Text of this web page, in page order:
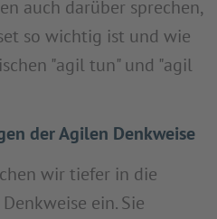
auch darüber sprechen,
so wichtig ist und wie
"agil tun" und "agil
der Agilen Denkweise
wir tiefer in die
ein. Sie